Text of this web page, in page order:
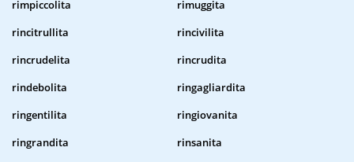
rimpiccolita
rimuggita
rincitrullita
rincivilita
rincrudelita
rincrudita
rindebolita
ringagliardita
ringentilita
ringiovanita
ringrandita
rinsanita